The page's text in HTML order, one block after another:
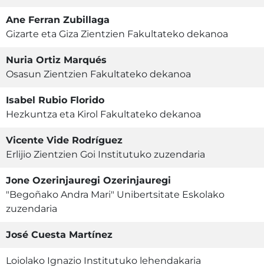
Ane Ferran Zubillaga
Gizarte eta Giza Zientzien Fakultateko dekanoa
Nuria Ortiz Marqués
Osasun Zientzien Fakultateko dekanoa
Isabel Rubio Florido
Hezkuntza eta Kirol Fakultateko dekanoa
Vicente Vide Rodríguez
Erlijio Zientzien Goi Institutuko zuzendaria
Jone Ozerinjauregi Ozerinjauregi
"Begoñako Andra Mari" Unibertsitate Eskolako
zuzendaria
José Cuesta Martínez
Loiolako Ignazio Institutuko lehendakaria